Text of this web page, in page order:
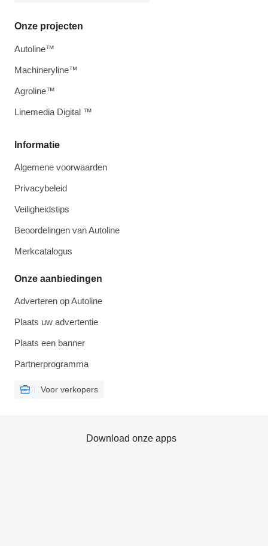
Informatie
Algemene voorwaarden
Privacybeleid
Veiligheidstips
Beoordelingen van Autoline
Merkcatalogus
Onze aanbiedingen
Adverteren op Autoline
Plaats uw advertentie
Plaats een banner
Partnerprogramma
Voor verkopers
Onze projecten
Autoline™
Machineryline™
Agroline™
Linemedia Digital ™
Download onze apps